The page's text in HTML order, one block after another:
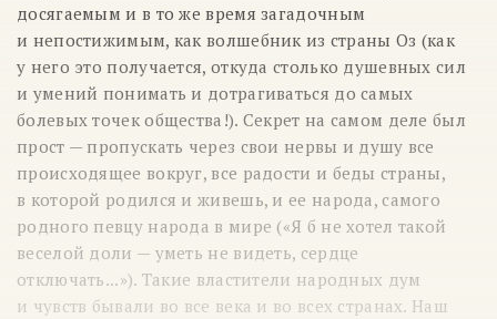
досягаемым и в то же время загадочным
и непостижимым, как волшебник из страны Оз (как
у него это получается, откуда столько душевных сил
и умений понимать и дотрагиваться до самых
болевых точек общества!). Секрет на самом деле был
прост — пропускать через свои нервы и душу все
происходящее вокруг, все радости и беды страны,
в которой родился и живешь, и ее народа, самого
родного певцу народа в мире («Я б не хотел такой
веселой доли — уметь не видеть, сердце
отключать...»). Такие властители народных дум
и чувств бывали во все века и во всех странах. Наш